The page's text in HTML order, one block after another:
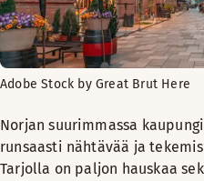
Adobe Stock by Great Brut Here
Norjan suurimmassa
runsaasti nähtävää ja
Tarjolla on paljon hauskaa